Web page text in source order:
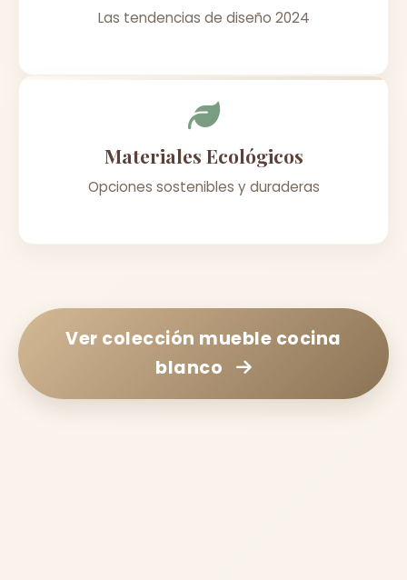
Las tendencias de diseño 2024
Materiales Ecológicos
Opciones sostenibles y duraderas
Ver colección mueble cocina
blanco